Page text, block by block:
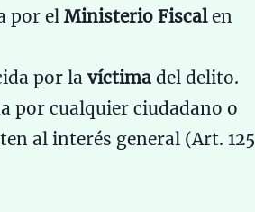
por el Ministerio Fiscalen
por la víctima del delito.
por cualquier ciudadano o
al interés general (Art. 125